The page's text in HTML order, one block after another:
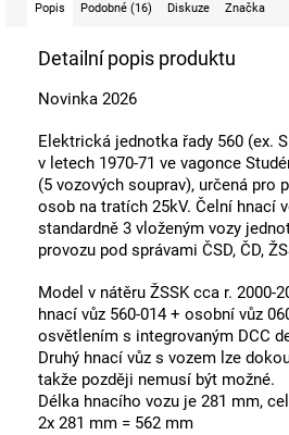
Popis Podobné (16) Diskuze Značka
Detailní popis produktu
Novinka 2026
Elektrická jednotka řady 560 (ex.
v letech 1970-71 ve vagonce
(5 vozových souprav), určená pro
osob na tratích 25kV. Čelní hnací
standardně 3 vloženým vozy
provozu pod správami ČSD, ČD,
Model v nátěru ŽSSK cca r. 2000-
hnací vůz 560-014 + osobní vůz
osvětlením s integrovaným DCC
Druhý hnací vůz s vozem lze
takže později nemusí být možné.
Délka hnacího vozu je 281 mm,
2x 281 mm = 562 mm